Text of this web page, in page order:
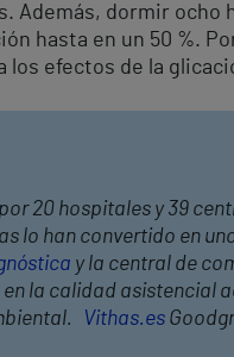
dormir ocho
hasta en un 50 %.
efectos de la
20 hospitales y 39
lo han convertido en
y la central de
la calidad asistencial
Vithas.es